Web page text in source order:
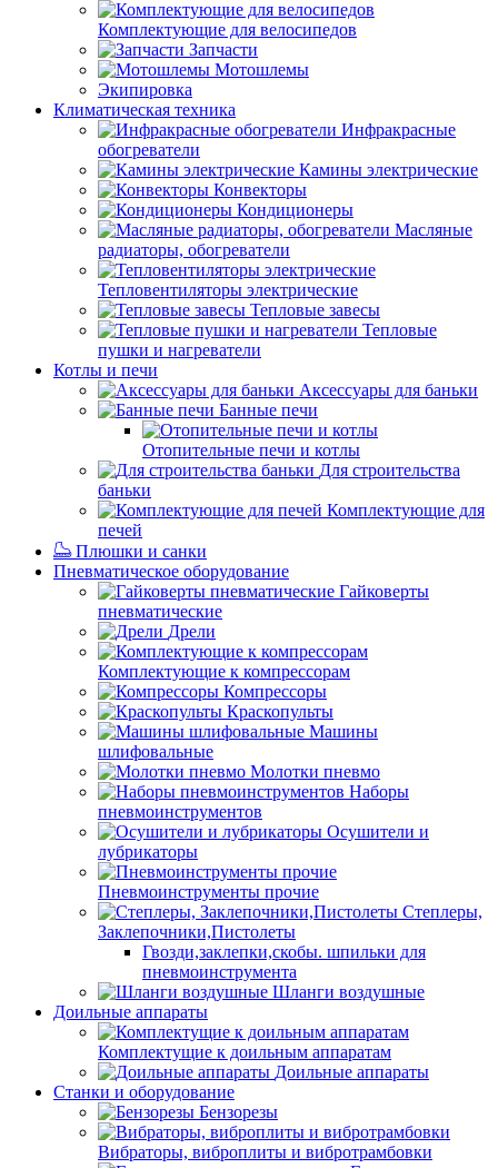
Комплектующие для велосипедов
Запчасти
Мотошлемы
Экипировка
Климатическая техника
Инфракрасные
обогреватели
Камины электрические
Конвекторы
Кондиционеры
Масляные
радиаторы, обогреватели
Тепловентиляторы электрические
Тепловые завесы
Тепловые
пушки и нагреватели
Котлы и печи
Аксессуары для баньки
Банные печи
Отопительные печи и котлы
Для строительства
баньки
Комплектующие для
печей
Плюшки и санки
Пневматическое оборудование
Гайковерты
пневматические
Дрели
Комплектующие к компрессорам
Компрессоры
Краскопульты
Машины
шлифовальные
Молотки пневмо
Наборы
пневмоинструментов
Осушители и
лубрикаторы
Пневмоинструменты прочие
Степлеры,
Заклепочники,Пистолеты
Гвозди,заклепки,скобы. шпильки для
пневмоинструмента
Шланги воздушные
Доильные аппараты
Комплектущие к доильным аппаратам
Доильные аппараты
Станки и оборудование
Бензорезы
Вибраторы, виброплиты и вибротрамбовки